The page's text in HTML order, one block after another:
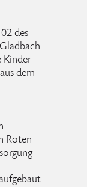
des
Kinder
dem
Roten